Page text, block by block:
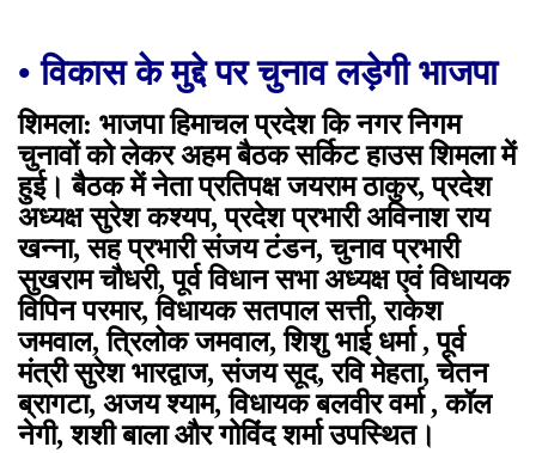
• विकास के मुद्दे पर चुनाव लड़ेगी भाजपा
शिमला: भाजपा हिमाचल प्रदेश कि नगर निगम
चुनावों को लेकर अहम बैठक सर्किट हाउस शिमला में
हुई।बैठक में नेता प्रतिपक्ष जयराम ठाकुर, प्रदेश
अध्यक्ष सुरेश कश्यप, प्रदेश प्रभारी अविनाश राय
खन्ना, सह प्रभारी संजय टंडन, चुनाव प्रभारी
सुखराम चौधरी, पूर्व विधान सभा अध्यक्ष एवं विधायक
विपिन परमार, विधायक सतपाल सत्ती, राकेश
जमवाल, त्रिलोक जमवाल, शिशु भाई धर्मा , पूर्व
मंत्री सुरेश भारद्वाज, संजय सूद, रवि मेहता, चेतन
ब्रागटा, अजय श्याम, विधायक बलवीर वर्मा , कॉल
नेगी, शशी बाला और गोविंद शर्मा उपस्थित।